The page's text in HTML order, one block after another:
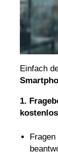
Einfach
1.
kostenlos